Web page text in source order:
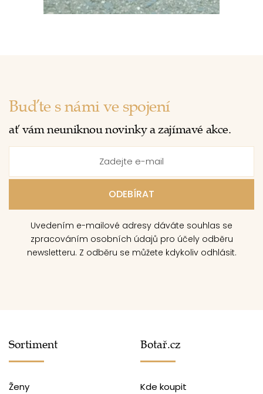
Buďte s námi ve spojení
ať vám neuniknou novinky a zajímavé akce.
Uvedením e-mailové adresy dáváte souhlas se
zpracováním osobních údajů pro účely odběru
newsletteru. Z odběru se můžete kdykoliv odhlásit.
Sortiment
Ženy
Botař.cz
Kde koupit